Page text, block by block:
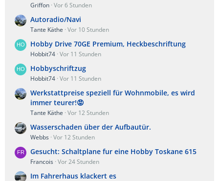
Griffon Vor 6 Stunden
Autoradio/Navi
Tante Käthe Vor 10 Stunden
Hobby Drive 70GE Premium, Heckbeschriftung
Hobbit74 Vor 11 Stunden
Hobbyschriftzug
Hobbit74 Vor 11 Stunden
Werkstattpreise speziell für Wohnmobile, es wird
immer teurer!😡
Tante Käthe Vor 12 Stunden
Wasserschaden über der Aufbautür.
Webbs Vor 12 Stunden
Gesucht: Schaltplane fur eine Hobby Toskane 615
Francois Vor 24 Stunden
Im Fahrerhaus klackert es